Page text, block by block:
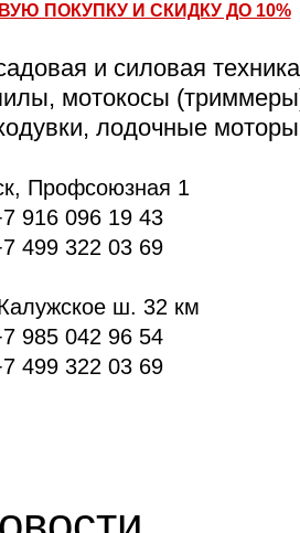
ПОКУПКУ И СКИДКУ ДО 10%
и силовая
мотокосы
лодочные
Профсоюзная 1
916 096 19 43
499 322 03 69
ш. 32 км
985 042 96 54
499 322 03 69